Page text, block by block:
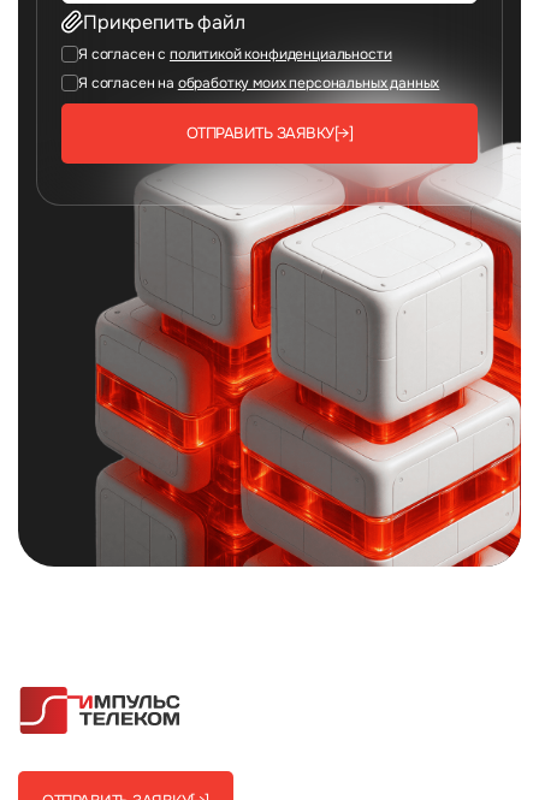
Прикрепить файл
Я согласен с политикой конфиденциальности
Я согласен на обработку моих персональных данных
ОТПРАВИТЬ ЗАЯВКУ[→]